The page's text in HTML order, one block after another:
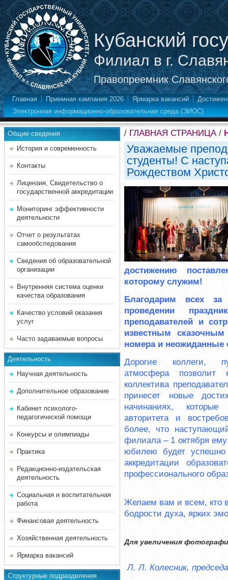
Кубанский
Филиал в г.
Правопреемник
Главная Приемная кампания 2026 Ярмарка вакансий
Электронная информационно-образовательная среда (ЭИОС)
Общие сведения
История и современность
Контакты
Лицензия, Свидетельство о
государственной аккредитации
Мониторинг эффективности
деятельности
Отчет о результатах
самообследования
Сведения об образовательной
организации
Внутренняя система оценки
качества образования
Качество условий оказания
услуг
Часто задаваемые вопросы
Деятельность
Научная деятельность
Дополнительное образование
Кабинет психолого-
педагогической помощи
Конкурсы и олимпиады
Практика
Редакционно-издательская
деятельность
Социальная и воспитательная
работа
Финансовая деятельность
Хозяйственная деятельность
Ярмарка вакансий
Структурные подразделения
/ ГЛАВНАЯ СТРАНИЦА/
Уважаемые
студенты! С
Рождеством
достижению
которому служим!
Благодарим всех
проведении
преподавателей и
известным
номера и
Дорогие коллеги,
атмосферапозволит
коллектива
принесет новые
начинаниях,
авторитета и
более, что
филиала – 1 октября
юбилею будет успешно
аккредитации
профессионального
Желаем вам и всем, кто
бодрости духа, ярких
Для увеличения
Л. Л. Колесник,